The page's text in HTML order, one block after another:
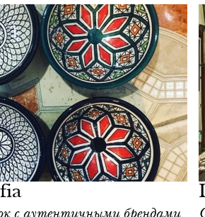
с аутентичными брендами